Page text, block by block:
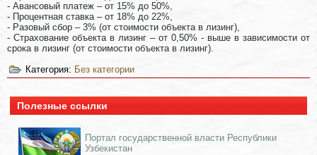
- Авансовый платеж – от 15% до 50%,
- Процентная ставка – от 18% до 22%,
- Разовый сбор – 3% (от стоимости объекта в лизинг),
- Страхование объекта в лизинг – от 0,50% - выше в зависимости от
срока в лизинг (от стоимости объекта в лизинг).
Категория: Без категории
Полезные ссылки
Портал государственной власти Республики
Узбекистан